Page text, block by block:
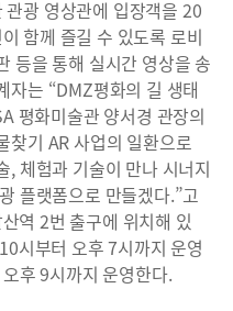
광 영상관에 입장객을 20
함께 즐길 수 있도록 로비
등을 통해 실시간 영상을 송
자는 “DMZ평화의 길 생태
평화미술관 양서경 관장의
찾기 AR 사업의 일환으로
, 체험과 기술이 만나 시너지
플랫폼으로 만들겠다.”고
역 2번 출구에 위치해 있
시부터 오후 7시까지 운영
후 9시까지 운영한다.